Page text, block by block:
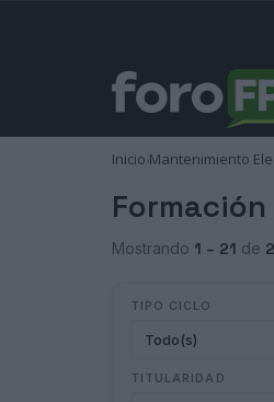
Inicio›Mantenimiento
Mostrando 1 – 21 de
TIPO CICLO
Todo(s)
TITULARIDAD